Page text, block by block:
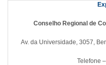
Conselho Regional de
Av. da Universidade, 3057,
Telefone